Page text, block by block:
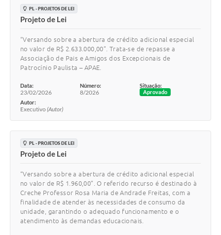
PL - PROJETOS DE LEI
Projeto de Lei
“Versando sobre a abertura de crédito adicional especial
no valor de R$ 2.633.000,00”. Trata-se de repasse a
Associação de Pais e Amigos dos Excepcionais de
Patrocínio Paulista – APAE.
Data:
23/02/2026
Número:
8/2026
Situação:
Aprovado
Autor:
Executivo (Autor)
PL - PROJETOS DE LEI
Projeto de Lei
“Versando sobre a abertura de crédito adicional especial
no valor de R$ 1.960,00”. O referido recurso é destinado à
Creche Professor Rosa Maria de Andrade Freitas, com a
finalidade de atender às necessidades de consumo da
unidade, garantindo o adequado funcionamento e o
atendimento às demandas educacionais.